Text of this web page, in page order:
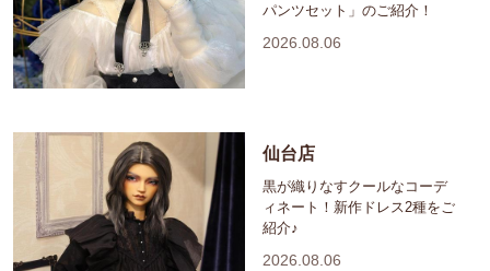
パンツセット」のご紹介！
2026.08.06
仙台店
黒が織りなすクールなコーデ
ィネート！新作ドレス2種をご
紹介♪
2026.08.06